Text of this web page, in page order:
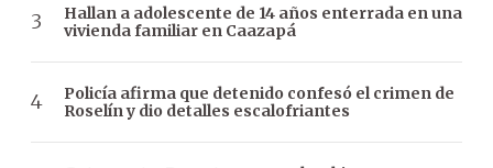
Hallan a adolescente de 14 años enterrada en una
vivienda familiar en Caazapá
Policía afirma que detenido confesó el crimen de
Roselín y dio detalles escalofriantes